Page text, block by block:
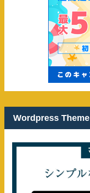
Wordpress Theme